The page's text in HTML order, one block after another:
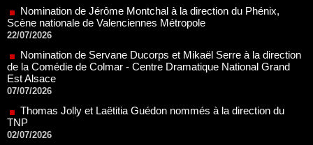
Nomination de Servane Ducorps et Mikaël Serre à la direction
de la Comédie de Colmar - Centre Dramatique National Grand
07/07/2026
Thomas Jolly et Laëtitia Guédon nommés à la direction du
TNP
Fonds SACD Théâtre : les lauréats 2026
23/06/2026